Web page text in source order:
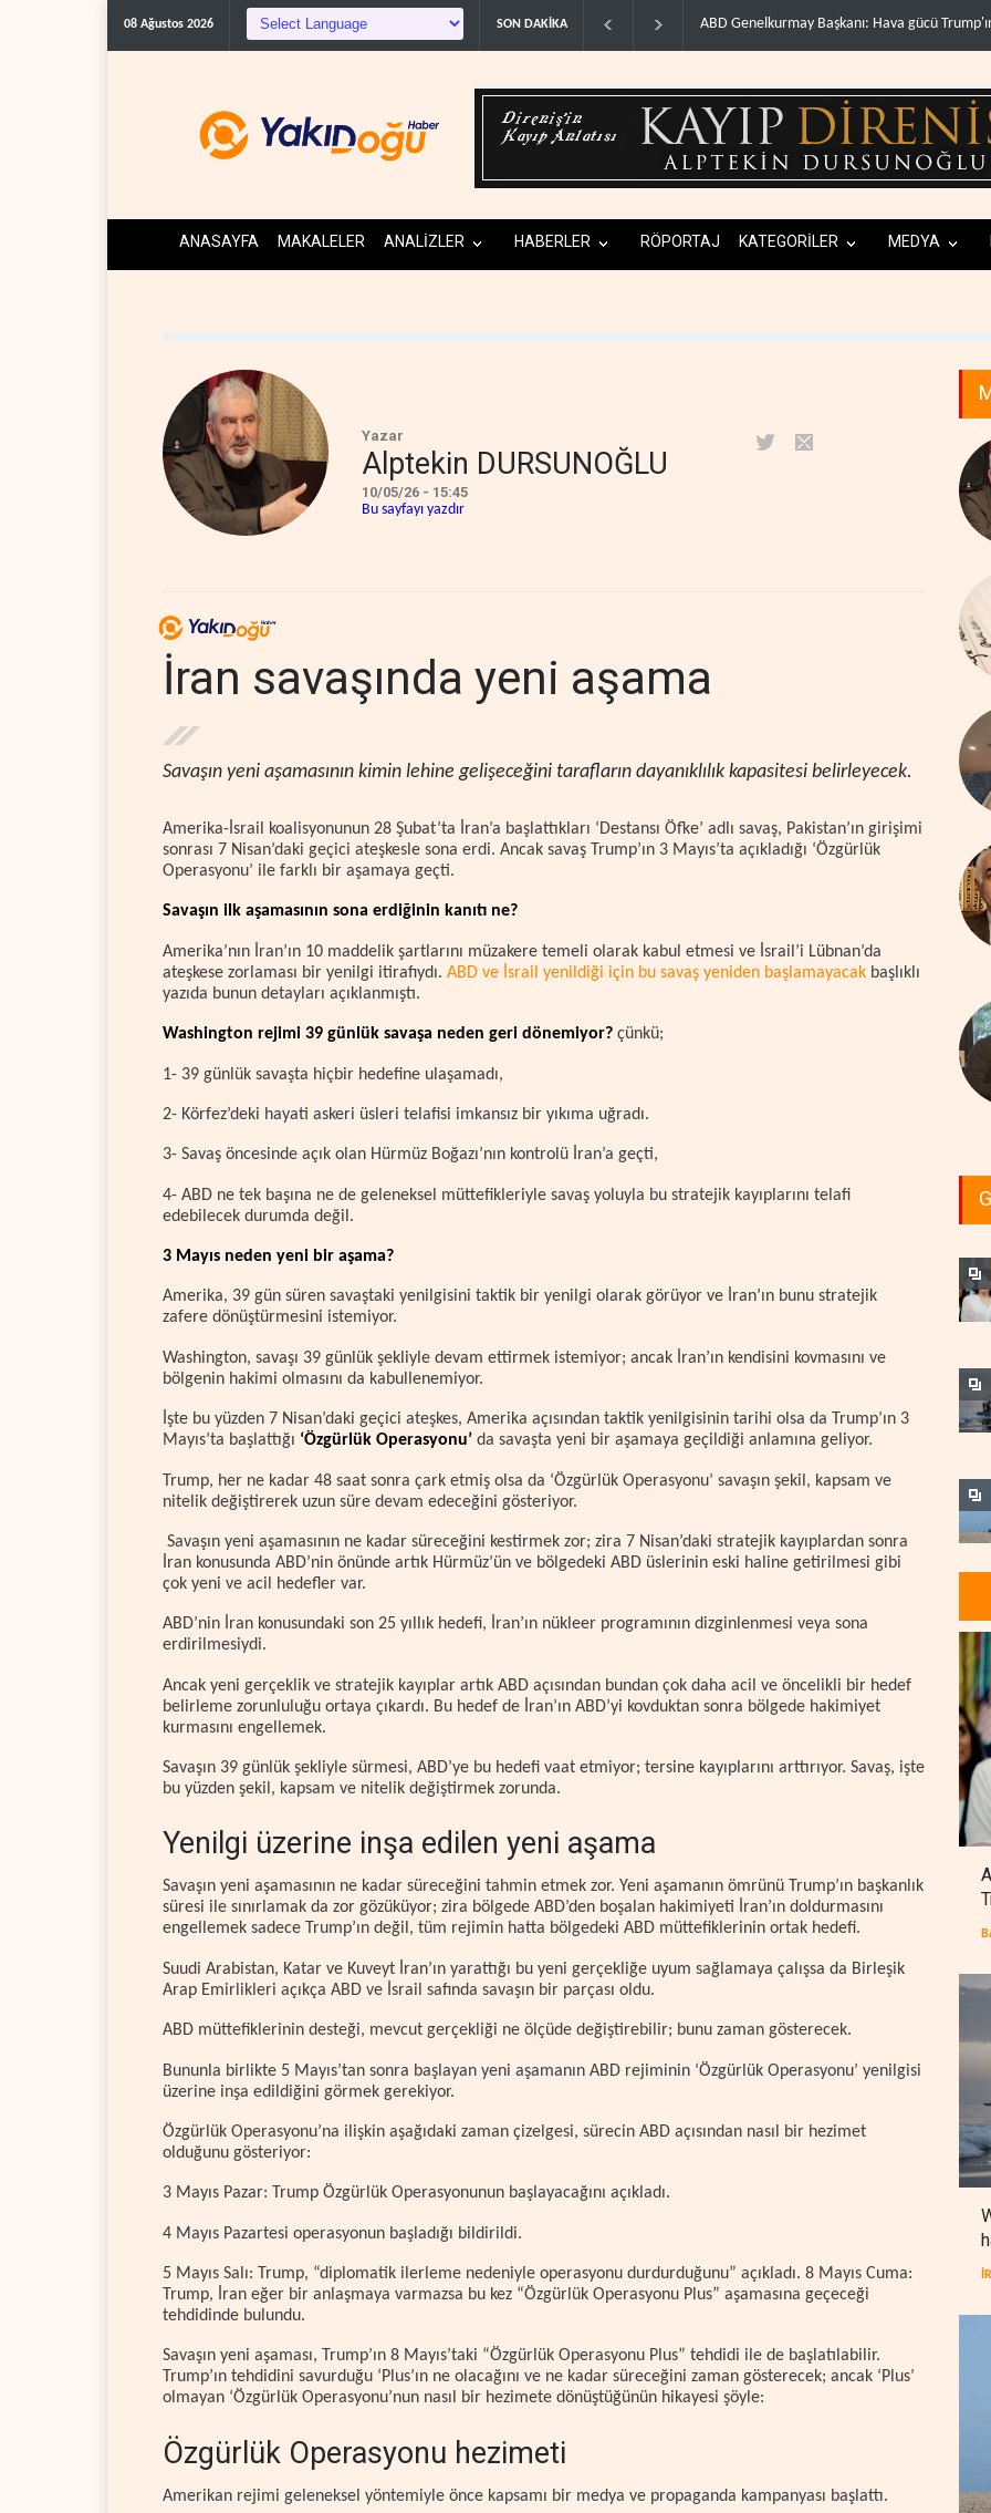
08 Ağustos 2026 SON DAKİKA WSJ: İran, ABD’nin Körfez’deki hakimiyetini
ANASAYFA MAKALELER ANALİZLER HABERLER RÖPORTAJ KATEGORİLER MEDYA
Yazar
Alptekin DURSUNOĞLU
10/05/26 - 15:45
Bu sayfayı yazdır
İran savaşında yeni aşama
Savaşın yeni aşamasının kimin lehine gelişeceğini tarafların dayanıklılık kapasitesi belirleyecek.
Amerika-İsrail koalisyonunun 28 Şubat’ta İran’a başlattıkları ‘Destansı Öfke’ adlı savaş, Pakistan’ın girişimi
sonrası 7 Nisan’daki geçici ateşkesle sona erdi. Ancak savaş Trump’ın 3 Mayıs’ta açıkladığı ‘Özgürlük
Operasyonu’ ile farklı bir aşamaya geçti.
Savaşın ilk aşamasının sona erdiğinin kanıtı ne?
Amerika’nın İran’ın 10 maddelik şartlarını müzakere temeli olarak kabul etmesi ve İsrail’i Lübnan’da
ateşkese zorlaması bir yenilgi itirafıydı. ABD ve İsrail yenildiği için bu savaş yeniden başlamayacak başlıklı
yazıda bunun detayları açıklanmıştı.
Washington rejimi 39 günlük savaşa neden geri dönemiyor? çünkü;
1- 39 günlük savaşta hiçbir hedefine ulaşamadı,
2- Körfez’deki hayati askeri üsleri telafisi imkansız bir yıkıma uğradı.
3- Savaş öncesinde açık olan Hürmüz Boğazı’nın kontrolü İran’a geçti,
4- ABD ne tek başına ne de geleneksel müttefikleriyle savaş yoluyla bu stratejik kayıplarını telafi
edebilecek durumda değil.
3 Mayıs neden yeni bir aşama?
Amerika, 39 gün süren savaştaki yenilgisini taktik bir yenilgi olarak görüyor ve İran’ın bunu stratejik
zafere dönüştürmesini istemiyor.
Washington, savaşı 39 günlük şekliyle devam ettirmek istemiyor; ancak İran’ın kendisini kovmasını ve
bölgenin hakimi olmasını da kabullenemiyor.
İşte bu yüzden 7 Nisan’daki geçici ateşkes, Amerika açısından taktik yenilgisinin tarihi olsa da Trump’ın 3
Mayıs’ta başlattığı ‘Özgürlük Operasyonu’ da savaşta yeni bir aşamaya geçildiği anlamına geliyor.
Trump, her ne kadar 48 saat sonra çark etmiş olsa da ‘Özgürlük Operasyonu’ savaşın şekil, kapsam ve
nitelik değiştirerek uzun süre devam edeceğini gösteriyor.
Savaşın yeni aşamasının ne kadar süreceğini kestirmek zor; zira 7 Nisan’daki stratejik kayıplardan sonra
İran konusunda ABD’nin önünde artık Hürmüz’ün ve bölgedeki ABD üslerinin eski haline getirilmesi gibi
çok yeni ve acil hedefler var.
ABD’nin İran konusundaki son 25 yıllık hedefi, İran’ın nükleer programının dizginlenmesi veya sona
erdirilmesiydi.
Ancak yeni gerçeklik ve stratejik kayıplar artık ABD açısından bundan çok daha acil ve öncelikli bir hedef
belirleme zorunluluğu ortaya çıkardı. Bu hedef de İran’ın ABD’yi kovduktan sonra bölgede hakimiyet
kurmasını engellemek.
Savaşın 39 günlük şekliyle sürmesi, ABD’ye bu hedefi vaat etmiyor; tersine kayıplarını arttırıyor. Savaş, işte
bu yüzden şekil, kapsam ve nitelik değiştirmek zorunda.
Yenilgi üzerine inşa edilen yeni aşama
Savaşın yeni aşamasının ne kadar süreceğini tahmin etmek zor. Yeni aşamanın ömrünü Trump’ın başkanlık
süresi ile sınırlamak da zor gözüküyor; zira bölgede ABD’den boşalan hakimiyeti İran’ın doldurmasını
engellemek sadece Trump’ın değil, tüm rejimin hatta bölgedeki ABD müttefiklerinin ortak hedefi.
Suudi Arabistan, Katar ve Kuveyt İran’ın yarattığı bu yeni gerçekliğe uyum sağlamaya çalışsa da Birleşik
Arap Emirlikleri açıkça ABD ve İsrail safında savaşın bir parçası oldu.
ABD müttefiklerinin desteği, mevcut gerçekliği ne ölçüde değiştirebilir; bunu zaman gösterecek.
Bununla birlikte 5 Mayıs’tan sonra başlayan yeni aşamanın ABD rejiminin ‘Özgürlük Operasyonu’ yenilgisi
üzerine inşa edildiğini görmek gerekiyor.
Özgürlük Operasyonu’na ilişkin aşağıdaki zaman çizelgesi, sürecin ABD açısından nasıl bir hezimet
olduğunu gösteriyor:
3 Mayıs Pazar: Trump Özgürlük Operasyonunun başlayacağını açıkladı.
4 Mayıs Pazartesi operasyonun başladığı bildirildi.
5 Mayıs Salı: Trump, “diplomatik ilerleme nedeniyle operasyonu durdurduğunu” açıkladı. 8 Mayıs Cuma:
Trump, İran eğer bir anlaşmaya varmazsa bu kez “Özgürlük Operasyonu Plus” aşamasına geçeceği
tehdidinde bulundu.
Savaşın yeni aşaması, Trump’ın 8 Mayıs’taki “Özgürlük Operasyonu Plus” tehdidi ile de başlatılabilir.
Trump’ın tehdidini savurduğu ‘Plus’ın ne olacağını ve ne kadar süreceğini zaman gösterecek; ancak ‘Plus’
olmayan ‘Özgürlük Operasyonu’nun nasıl bir hezimete dönüştüğünün hikayesi şöyle:
Özgürlük Operasyonu hezimeti
Amerikan rejimi geleneksel yöntemiyle önce kapsamı bir medya ve propaganda kampanyası başlattı.